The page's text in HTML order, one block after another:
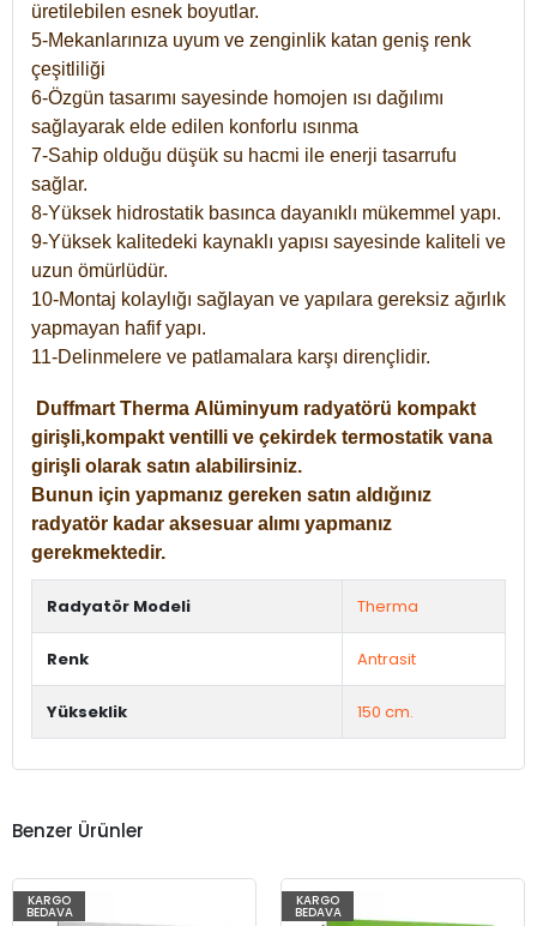
üretilebilen esnek boyutlar.
5-Mekanlarınıza uyum ve zenginlik katan geniş renk
çeşitliliği
6-Özgün tasarımı sayesinde homojen ısı dağılımı
sağlayarak elde edilen konforlu ısınma
7-Sahip olduğu düşük su hacmi ile enerji tasarrufu
sağlar.
8-Yüksek hidrostatik basınca dayanıklı mükemmel yapı.
9-Yüksek kalitedeki kaynaklı yapısı sayesinde kaliteli ve
uzun ömürlüdür.
10-Montaj kolaylığı sağlayan ve yapılara gereksiz ağırlık
yapmayan hafif yapı.
11-Delinmelere ve patlamalara karşı dirençlidir.
Duffmart Therma Alüminyum radyatörü kompakt
girişli,kompakt ventilli ve çekirdek termostatik vana
girişli olarak satın alabilirsiniz.
Bunun için yapmanız gereken satın aldığınız
radyatör kadar aksesuar alımı yapmanız
gerekmektedir.
Radyatör Modeli Therma
Renk Antrasit
Yükseklik 150 cm.
Benzer Ürünler
KARGO
BEDAVA
KARGO
BEDAVA